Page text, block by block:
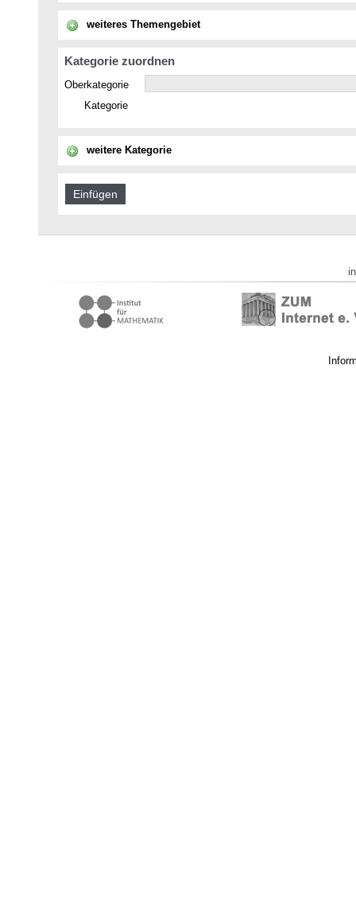
weiteres Themengebiet
Kategorie zuordnen
Oberkategorie
Kategorie
weitere Kategorie